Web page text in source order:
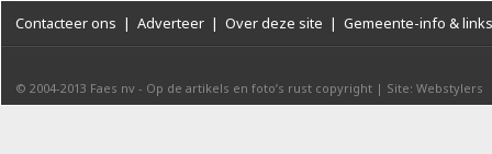
Contacteer ons | Adverteer | Over deze site | Gemeente-info & links
© 2004-2013 Faes nv - Op de artikels en foto’s rust copyright | Site: Webstylers